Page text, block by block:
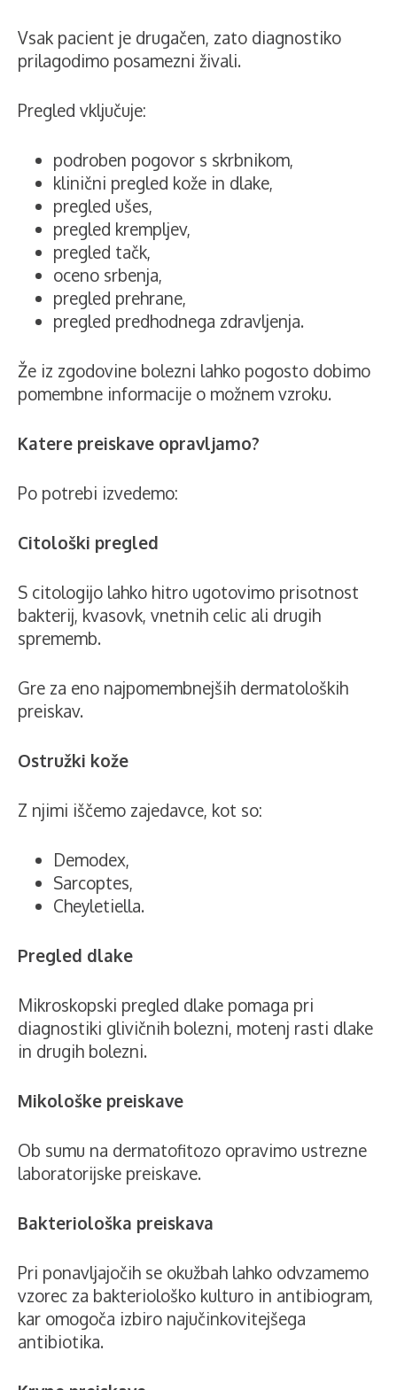
Vsak pacient je drugačen, zato diagnostiko
prilagodimo posamezni živali.
Pregled vključuje:
podroben pogovor s skrbnikom,
klinični pregled kože in dlake,
pregled ušes,
pregled krempljev,
pregled tačk,
oceno srbenja,
pregled prehrane,
pregled predhodnega zdravljenja.
Že iz zgodovine bolezni lahko pogosto dobimo
pomembne informacije o možnem vzroku.
Katere preiskave opravljamo?
Po potrebi izvedemo:
Citološki pregled
S citologijo lahko hitro ugotovimo prisotnost
bakterij, kvasovk, vnetnih celic ali drugih
sprememb.
Gre za eno najpomembnejših dermatoloških
preiskav.
Ostružki kože
Z njimi iščemo zajedavce, kot so:
Demodex,
Sarcoptes,
Cheyletiella.
Pregled dlake
Mikroskopski pregled dlake pomaga pri
diagnostiki glivičnih bolezni, motenj rasti dlake
in drugih bolezni.
Mikološke preiskave
Ob sumu na dermatofitozo opravimo ustrezne
laboratorijske preiskave.
Bakteriološka preiskava
Pri ponavljajočih se okužbah lahko odvzamemo
vzorec za bakteriološko kulturo in antibiogram,
kar omogoča izbiro najučinkovitejšega
antibiotika.